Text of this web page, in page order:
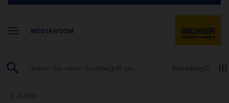
MEDIAROOM
Merkliste(0)
Zurück